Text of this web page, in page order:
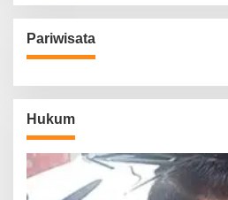
Pariwisata
Hukum